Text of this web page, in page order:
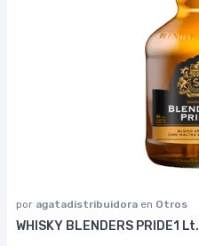
por agatadistribuidora en Otros
WHISKY BLENDERS PRIDE1 Lt.